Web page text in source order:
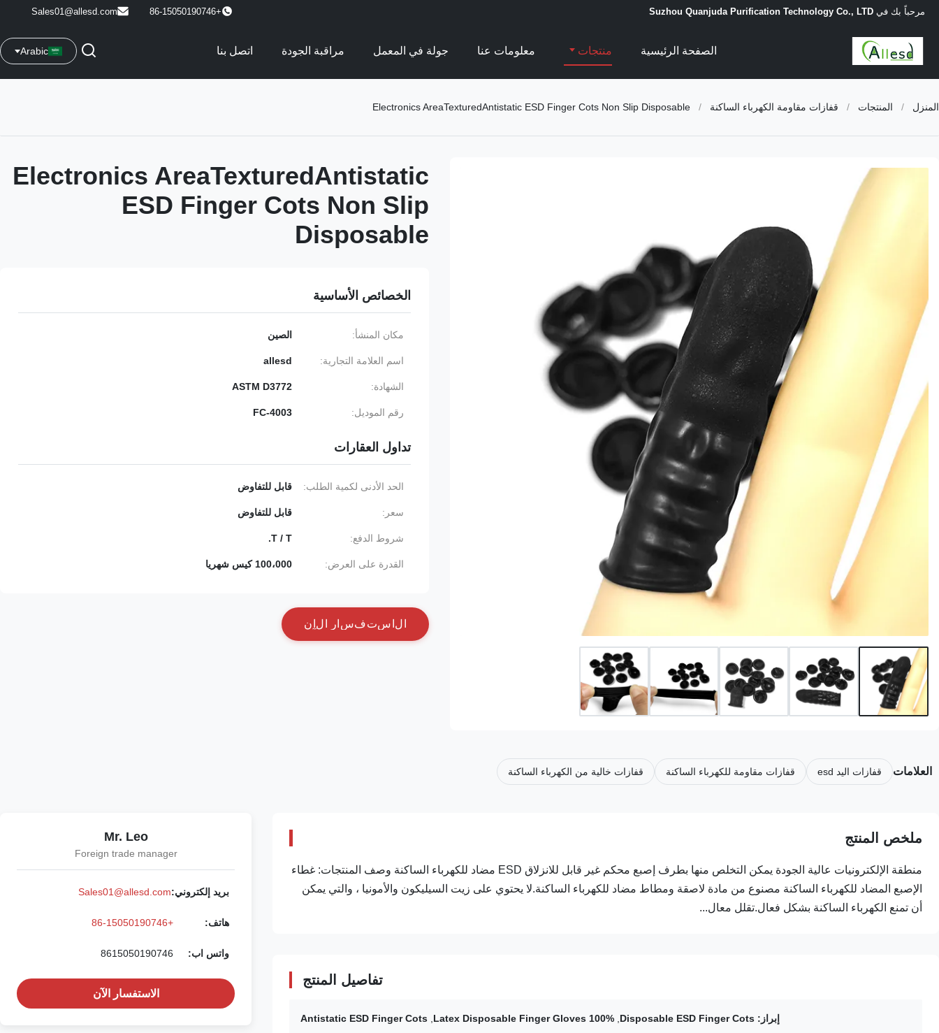
مرحباً بك في Suzhou Quanjuda Purification Technology Co., LTD
+86-15050190746
Sales01@allesd.com
الصفحة الرئيسية منتجات معلومات عنا جولة في المعمل مراقبة الجودة اتصل بنا Arabic
المنزل / المنتجات / قفازات مقاومة الكهرباء الساكنة /
Electronics AreaTexturedAntistatic ESD Finger Cots Non Slip Disposable
Electronics AreaTexturedAntistatic
ESD Finger Cots Non Slip
Disposable
الخصائص الأساسية
مكان المنشأ: الصين
اسم العلامة التجارية: allesd
الشهادة: ASTM D3772
رقم الموديل: FC-4003
تداول العقارات
الحد الأدنى لكمية الطلب: قابل للتفاوض
سعر: قابل للتفاوض
شروط الدفع: T / T.
القدرة على العرض: 100،000 كيس شهريا
ل ستفس ر ل ن
العلامات قفازات اليد esd قفازات مقاومة للكهرباء الساكنة قفازات خالية من الكهرباء الساكنة
ملخص المنتج
منطقة الإلكترونيات عالية الجودة يمكن التخلص منها بطرف إصبع محكم غير قابل للانزلاق ESD مضاد للكهرباء الساكنة وصف المنتجات: غطاء
الإصبع المضاد للكهرباء الساكنة مصنوع من مادة لاصقة ومطاط مضاد للكهرباء الساكنة.لا يحتوي على زيت السيليكون والأمونيا ، والتي يمكن
أن تمنع الكهرباء الساكنة بشكل فعال.تقلل معال...
تفاصيل المنتج
إبراز: Disposable ESD Finger Cots
100% Latex Disposable Finger Gloves
Antistatic ESD Finger Cots
Mr. Leo
Foreign trade manager
بريد إلكتروني:Sales01@allesd.com
هاتف: +86-15050190746
واتس اب: 8615050190746
الاستفسار الآن